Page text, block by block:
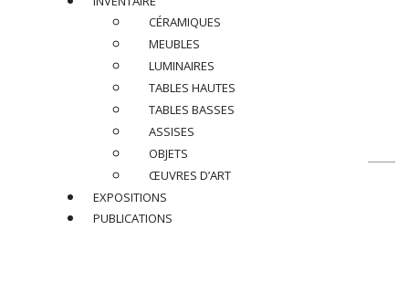
RETOUR
contact@jacqueslacoste.com
CÉRAMIQUES
MEUBLES
LUMINAIRES
TABLES HAUTES
TABLES BASSES
ASSISES
OBJETS
ŒUVRES D’ART
EXPOSITIONS
PUBLICATIONS